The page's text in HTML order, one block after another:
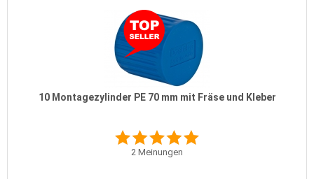
10 Montagezylinder PE 70 mm mit Fräse und Kleber
2 Meinungen